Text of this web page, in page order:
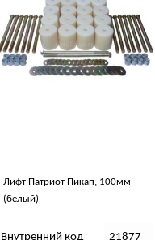
Лифт Патриот Пикап, 100мм
(белый)
Внутренний код 21877